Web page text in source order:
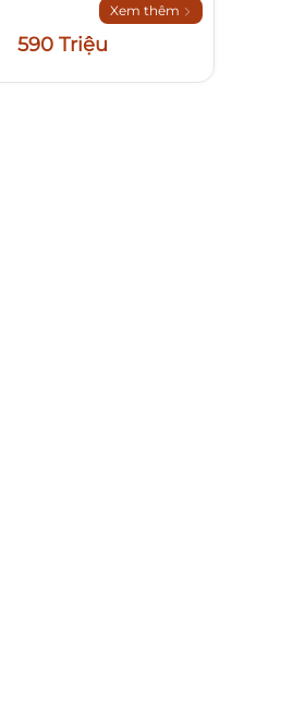
Xem thêm
590 Triệu